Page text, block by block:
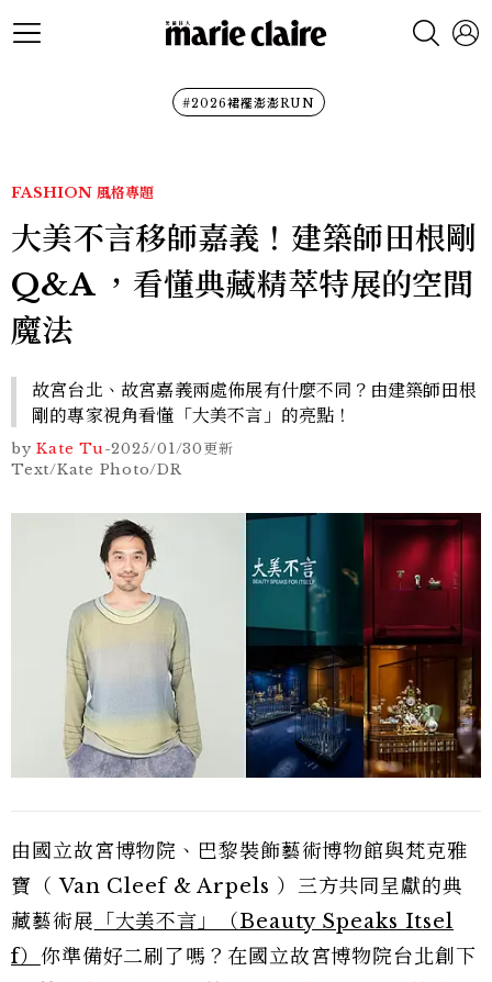
#2026裙襬澎澎RUN
FASHION 風格專題
大美不言移師嘉義！建築師田根剛
Q&A ，看懂典藏精萃特展的空間
魔法
故宮台北、故宮嘉義兩處佈展有什麼不同？由建築師田根
剛的專家視角看懂「大美不言」的亮點！
by Kate Tu-2025/01/30更新
Text/Kate Photo/DR
由國立故宮博物院、巴黎裝飾藝術博物館與梵克雅
寶（ Van Cleef & Arpels ）三方共同呈獻的典
藏藝術展 「大美不言」（Beauty Speaks Itsel
f） 你準備好二刷了嗎？在國立故宮博物院台北創下